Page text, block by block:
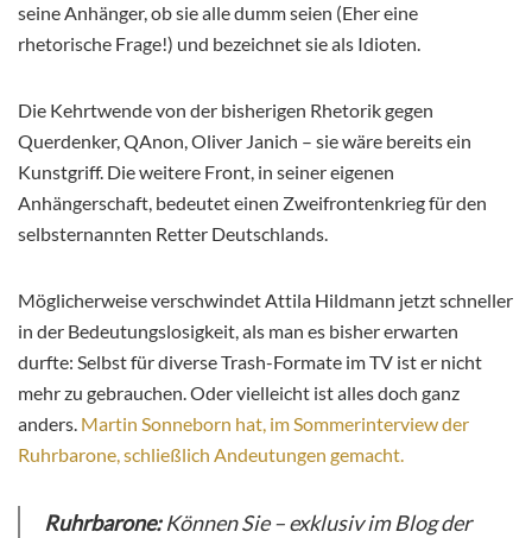
seine Anhänger, ob sie alle dumm seien (Eher eine
rhetorische Frage!) und bezeichnet sie als Idioten.
Die Kehrtwende von der bisherigen Rhetorik gegen
Querdenker, QAnon, Oliver Janich – sie wäre bereits ein
Kunstgriff. Die weitere Front, in seiner eigenen
Anhängerschaft, bedeutet einen Zweifrontenkrieg für den
selbsternannten Retter Deutschlands.
Möglicherweise verschwindet Attila Hildmann jetzt schneller
in der Bedeutungslosigkeit, als man es bisher erwarten
durfte: Selbst für diverse Trash-Formate im TV ist er nicht
mehr zu gebrauchen. Oder vielleicht ist alles doch ganz
anders. Martin Sonneborn hat, im Sommerinterview der
Ruhrbarone, schließlich Andeutungen gemacht.
Ruhrbarone:Können Sie – exklusiv im Blog der